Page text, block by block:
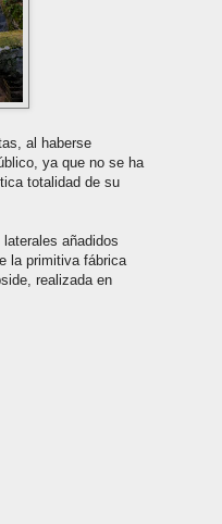
al haberse
ya que no se ha
totalidad de su
añadidos
la primitiva fábrica
realizada en